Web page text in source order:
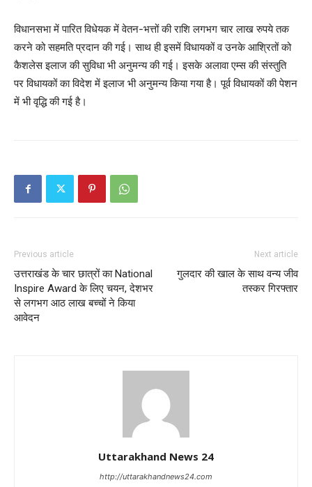
विधानसभा में पारित विधेयक में वेतन-भत्तों की राशि लगभग चार लाख रुपये तक
करने को सहमति प्रदान की गई। साथ ही इसमें विधायकों व उनके आश्रितों को
कैशलेस इलाज की सुविधा भी अनुमन्य की गई। इसके अलावा एम्स की संस्तुति
पर विधायकों का विदेश में इलाज भी अनुमन्य किया गया है। पूर्व विधायकों की पेशन
में भी वृद्धि की गई है।
Previous article
उत्तराखंड के चार छात्रों का National
Inspire Award के लिए चयन, देशभर
से लगभग आठ लाख बच्चों ने किया
आवेदन
Next article
गुलदार की खाल के साथ वन्य जीव
तस्कर गिरफ्तार
Uttarakhand News 24
http://uttarakhandnews24.com